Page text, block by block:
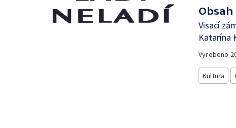
Visací
Katarína
Vyrobeno
Kultura